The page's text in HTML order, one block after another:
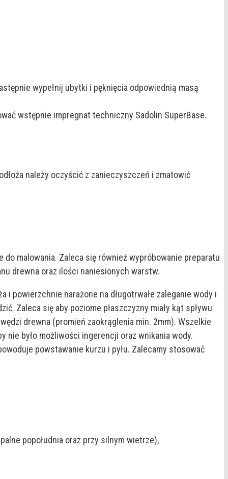
wypełnij ubytki i pęknięcia odpowiednią masą
wstępnie impregnat techniczny Sadolin SuperBase.
należy oczyścić z zanieczyszczeń i zmatowić
malowania. Zaleca się również wypróbowanie preparatu
drewna oraz ilości naniesionych warstw.
powierzchnie narażone na długotrwałe zaleganie wody i
Zaleca się aby poziome płaszczyzny miały kąt spływu
drewna (promień zaokrąglenia min. 2mm). Wszelkie
nie było możliwości ingerencji oraz wnikania wody.
powstawanie kurzu i pyłu. Zalecamy stosować
popołudnia oraz przy silnym wietrze),